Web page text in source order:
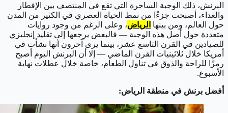
البرنش، ذلك الوجبة الساحرة التي تقع في المنتصف بين الإفطار
والغداء، أصبحت جزءًا من نمط الحياة العصري في الكثير من المدن
حول العالم، ومن بينها الرياض، وعلى الرغم من وجود روايات
متعددة حول أصل هذه الوجبة — فالبعض يرجعها إلى تقليد إنجليزي
للصيادين في القرن التاسع عشر، بينما يرى آخرون أنها نشأت في
أمريكا خلال ثلاثينيات القرن الماضي — إلا أن البرنش اليوم أصبح
رمزًا للراحة والذوق في تناول الطعام، خاصة خلال عطلات نهاية
الأسبوع.
أفضل برنش في منطقة الرياض: